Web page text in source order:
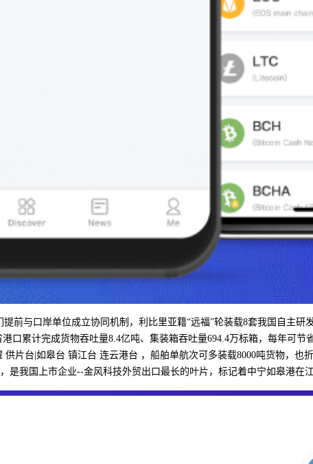
前与口岸单位成立协同机制，利比里亚籍“远福”轮装载8套我国自主
口累计完成货物吞吐量8.4亿吨、集装箱吞吐量694.4万标箱，每年可
片台|如皋台 镇江台 连云港台 ，船舶单航次可多装载8000吨货物，也
是我国上市企业--金风科技外贸出口最长的叶片，标记着中宁如皋港在